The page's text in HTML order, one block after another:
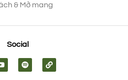
& Mở mang
Social